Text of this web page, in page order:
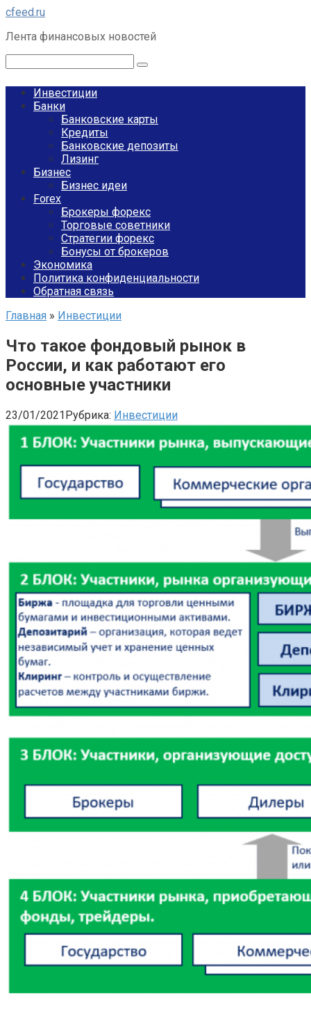
Перейти
контенту
cfeed.ru
Лента финансовых новостей
Инвестиции
Банки
Банковские карты
Кредиты
Банковские депозиты
Лизинг
Бизнес
Бизнес идеи
Forex
Брокеры форекс
Торговые советники
Стратегии форекс
Бонусы от брокеров
Экономика
Политика конфиденциальности
Обратная связь
Главная » Инвестиции
Что такое фондовый рынок в
России, и как работают его
основные участники
23/01/2021Рубрика: Инвестиции